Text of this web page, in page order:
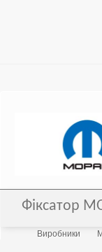
Фіксатор
Виробники